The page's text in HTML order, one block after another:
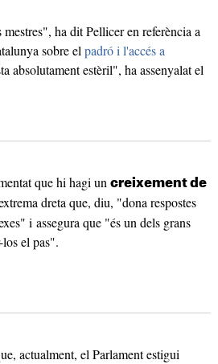
ha dit Pellicer en referència a
sobre elpadró i l'accés a
absolutament estèril", ha assenyalat el
que hi hagi un creixement de
dreta que, diu, "dona respostes
i assegura que "és un dels grans
el pas".
actualment, el Parlament estigui